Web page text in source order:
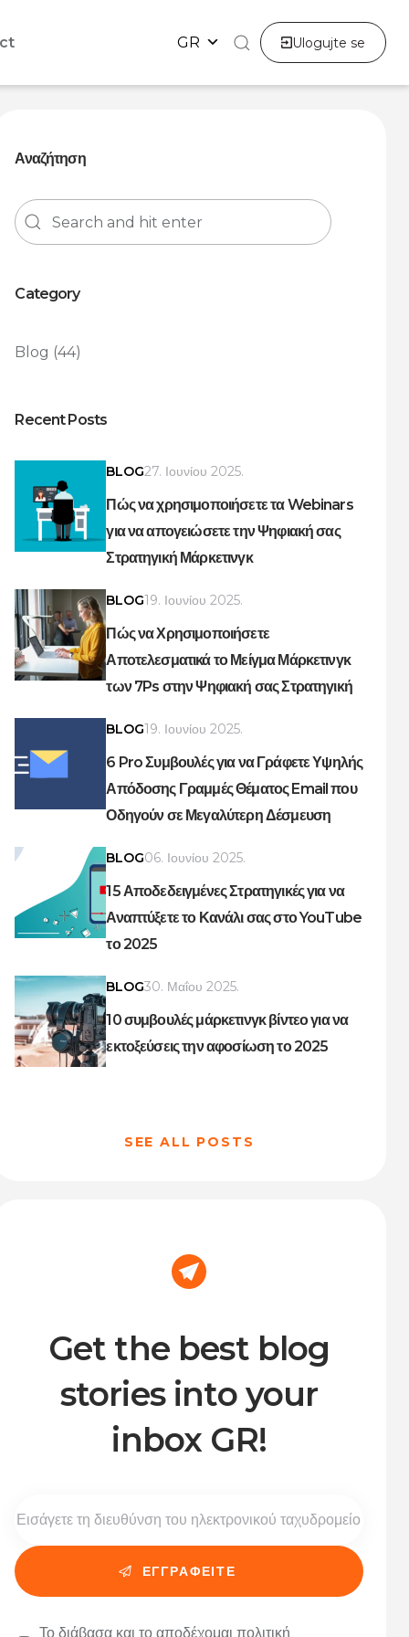
GR Ulogujte se
Αναζήτηση
Category
Blog (44)
Recent Posts
BLOG27. Ιουνίου 2025.
Πώς να χρησιμοποιήσετε τα Webinars
για να απογειώσετε την Ψηφιακή σας
Στρατηγική Μάρκετινγκ
BLOG19. Ιουνίου 2025.
Πώς να Χρησιμοποιήσετε
Αποτελεσματικά το Μείγμα Μάρκετινγκ
των 7Ps στην Ψηφιακή σας Στρατηγική
BLOG19. Ιουνίου 2025.
6 Pro Συμβουλές για να Γράφετε Υψηλής
Απόδοσης Γραμμές Θέματος Email που
Οδηγούν σε Μεγαλύτερη Δέσμευση
BLOG06. Ιουνίου 2025.
15 Αποδεδειγμένες Στρατηγικές για να
Αναπτύξετε το Κανάλι σας στο YouTube
το 2025
BLOG30. Μαΐου 2025.
10 συμβουλές μάρκετινγκ βίντεο για να
εκτοξεύσεις την αφοσίωση το 2025
SEE ALL POSTS
Get the best blog
stories into your
inbox GR!
Το διάβασα και το αποδέχομαιπολιτική